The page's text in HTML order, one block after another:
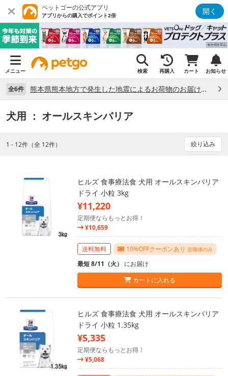
ペットゴーの公式アプリ
アプリからの購入でポイント2倍 開く
メニュー 検索 再購入 カート お知らせ
全6件 熊本県熊本地方で発生した地震によるお荷物のお届け状況について （7/28）
犬用 ： オールスキンバリア
1 - 12件（全 12件） 絞り込み
ヒルズ 食事療法食 犬用 オールスキンバリア
ドライ 小粒 3kg
¥11,220
定期便ならもっとお得！
¥10,659
送料無料 10%OFFクーポンあり 定期便のみ
最短 8/11（火） にお届け
カートに入れる
ヒルズ 食事療法食 犬用 オールスキンバリア
ドライ 小粒 1.35kg
¥5,335
定期便ならもっとお得！
¥5,068